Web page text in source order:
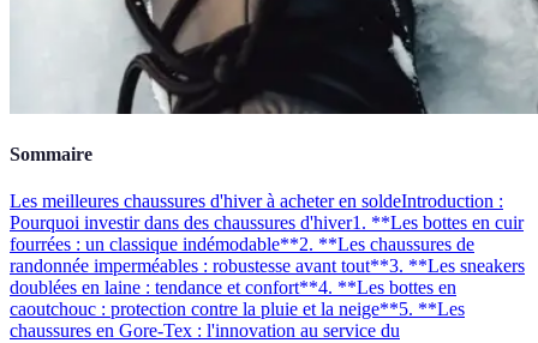
Sommaire
Les meilleures chaussures d'hiver à acheter en soldeIntroduction :
Pourquoi investir dans des chaussures d'hiver1. **Les bottes en cuir
fourrées : un classique indémodable**2. **Les chaussures de
randonnée imperméables : robustesse avant tout**3. **Les sneakers
doublées en laine : tendance et confort**4. **Les bottes en
caoutchouc : protection contre la pluie et la neige**5. **Les
chaussures en Gore-Tex : l'innovation au service du